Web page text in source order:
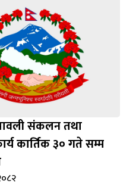
संकलन तथा
कार्तिक ३० गते सम्म